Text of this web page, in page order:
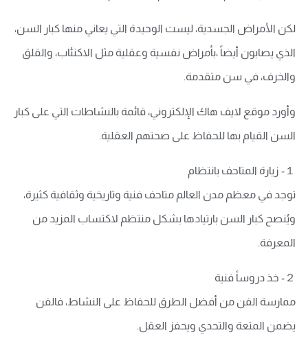
لكن الأمراض الجسدية، ليست الوحيدة التي يعاني منها كبار السن،
الذي يصابون أيضاً ،بأمراض نفسية وعقلية مثل الاكتئاب، والقلق
والخرف، في سن متقدمة.
وأورد موقع لايف هاك الإلكتروني، قائمة بالنشاطات التي على كبار
السن القيام بها للحفاظ على صحتهم العقلية.
１- زيارة المتاحف بانتظام
توجد في معظم مدن العالم متاحف فنية وتاريخية وثقافية كثيرة،
ويُنصح كبار السن بارتيادها بشكل منتظم لاكتساب المزيد من
المعرفة.
２- خذ دروساً فنية
ممارسة الفن من أفضل الطرق للحفاظ على النشاط، فالفن
يضمن المتعة والتحدي ويحفز العقل.